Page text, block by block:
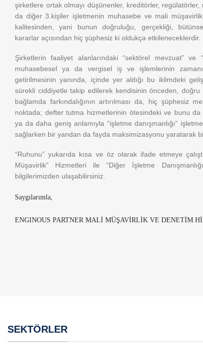
şirketlere ortak olmayı düşünenler, kreditörler,
da diğer 3.kişiler işletmenin muhasebe ve mali
kalitesinden, yani bunun doğruluğu, gerçekliği,
kararlar açısından hiç şüphesiz ki oldukça etkileneceklerdir.
Şirketlerin faaliyet alanlarındaki “sektörel mevzuat” ve
muhasebesel ya da vergisel iş ve işlemlerinin
getirilmesinin yanında, içinde yer aldığı bu iklimdeki
sürekli ciddiyetle takip edilerek kendisinin önceden,
bağlamda farkındalığının artırılması da, hiç şüphesiz
noktada; defter tutma hizmetlerinin ötesindeki ve bunu da
ya da daha geniş anlamıyla “işletme danışmanlığı”
sağlarken bir yandan da fayda maksimizasyonu yaratarak
“Ruhunu” yukarıda kısa ve öz olarak ifade etmeye
Müşavirlik” Hizmetleri ile “Diğer İşletme
bilgilerimizden ulaşabilirsiniz.
Saygılarımla,
ENGINOUS PARTNER MALİ MÜŞAVİRLİK VE DENETİM
SEKTÖRLER